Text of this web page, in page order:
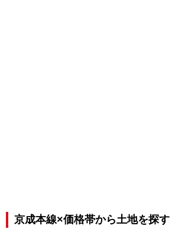
京成本線×価格帯から土地を探す